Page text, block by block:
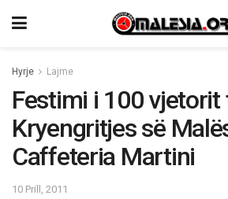
Hyrje Lajme
Festimi i 100 vjetorit
Kryengritjes së
Caffeteria Martini
10 Prill, 2011